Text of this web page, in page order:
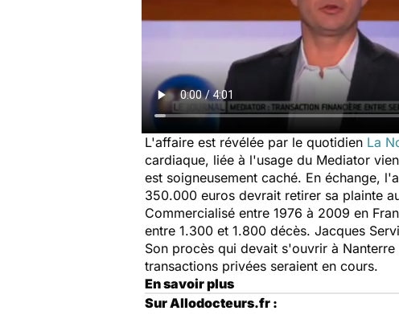
L'affaire est révélée par le quotidien La
cardiaque, liée à l'usage du Mediator
est soigneusement caché. En échange,
350.000 euros devrait retirer sa plainte
Commercialisé entre 1976 à 2009 en
entre 1.300 et 1.800 décès. Jacques
Son procès qui devait s'ouvrir à
transactions privées seraient en cours.
En savoir plus
Sur Allodocteurs.fr :